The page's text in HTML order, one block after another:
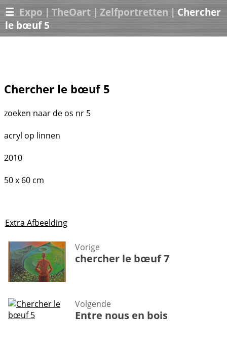
☰ Expo | TheOart | Zelfportretten | Chercher
le bœuf 5
Chercher le bœuf 5
zoeken naar de os nr 5
acryl op linnen
2010
50 x 60 cm
Extra Afbeelding
Vorige
chercher le bœuf 7
Volgende
Entre nous en bois